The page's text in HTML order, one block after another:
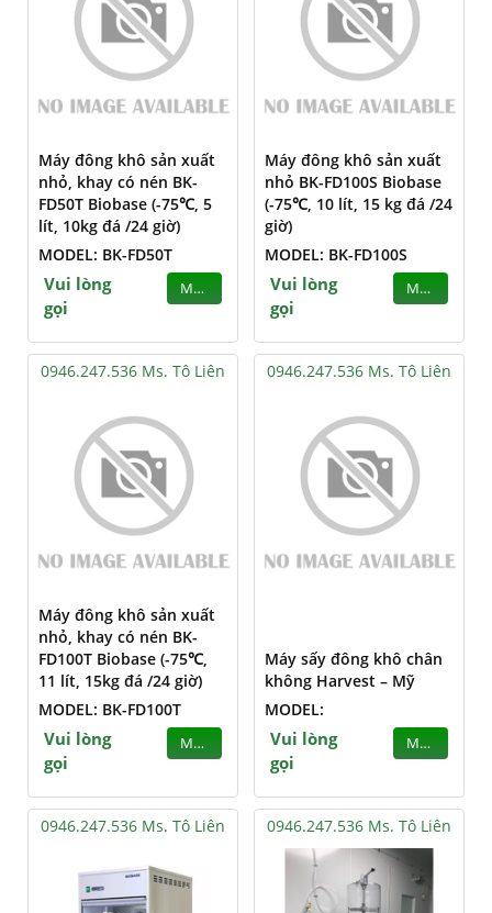
Máy đông khô sản xuất
nhỏ, khay có nén BK-
FD50T Biobase (-75℃, 5
lít, 10kg đá /24 giờ)
MODEL: BK-FD50T
Vui lòng
gọi
MUA
Máy đông khô sản xuất
nhỏ BK-FD100S Biobase
(-75℃, 10 lít, 15 kg đá /24
giờ)
MODEL: BK-FD100S
Vui lòng
gọi
MUA
0946.247.536 Ms. Tô Liên
Máy đông khô sản xuất
nhỏ, khay có nén BK-
FD100T Biobase (-75℃,
11 lít, 15kg đá /24 giờ)
MODEL: BK-FD100T
Vui lòng
gọi
MUA
0946.247.536 Ms. Tô Liên
Máy sấy đông khô chân
không Harvest – Mỹ
MODEL:
Vui lòng
gọi
MUA
0946.247.536 Ms. Tô Liên 0946.247.536 Ms. Tô Liên